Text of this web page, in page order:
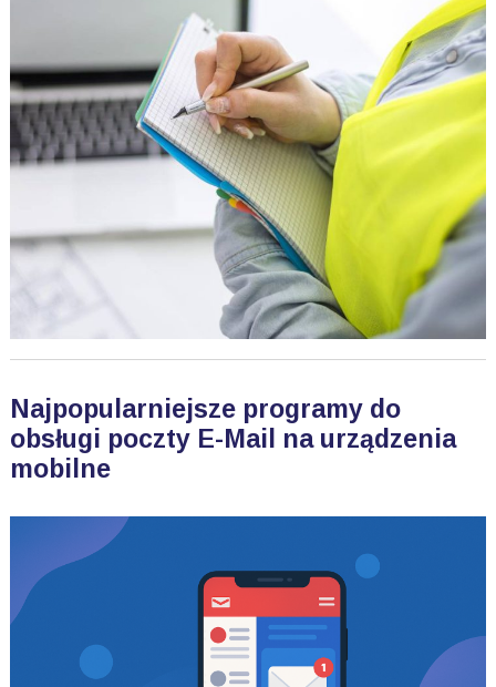
Najpopularniejsze programy do
obsługi poczty E-Mail na urządzenia
mobilne